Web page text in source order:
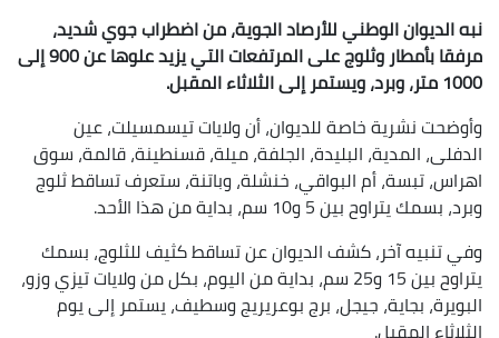
نبه الديوان الوطني للأرصاد الجوية، من اضطراب جوي شديد،
مرفقا بأمطار وثلوج على المرتفعات التي يزيد علوها عن 900 إلى
1000 متر، وبرد، ويستمر إلى الثلاثاء المقبل.
وأوضحت نشرية خاصة للديوان، أن ولايات تيسمسيلت، عين
الدفلى، المدية، البليدة، الجلفة، ميلة، قسنطينة، قالمة، سوق
اهراس، تبسة، أم البواقي، خنشلة، وباتنة، ستعرف تساقط ثلوج
وبرد، بسمك يتراوح بين 5 و10 سم، بداية من هذا الأحد.
وفي تنبيه آخر، كشف الديوان عن تساقط كثيف للثلوج، بسمك
يتراوح بين 15 و25 سم، بداية من اليوم، بكل من ولايات تيزي وزو،
البويرة، بجاية، جيجل، برج بوعريريج وسطيف، يستمر إلى يوم
الثلاثاء المقبل.